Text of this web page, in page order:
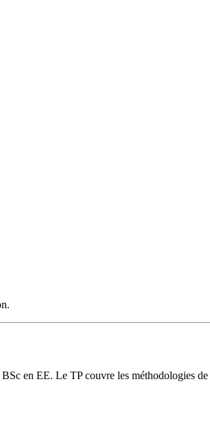
en EE. Le TP couvre les méthodologies